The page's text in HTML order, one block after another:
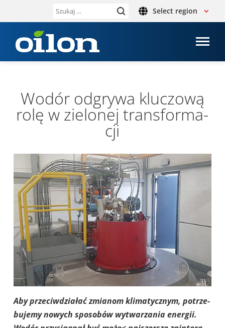
Szukaj: Select region
Wodór odgrywa klu­czową
rolę w zie­lo­nej trans­for­ma­
cji
Aby prze­ciw­dzia­łać zmianom kli­ma­tycz­nym, potrze­
bu­jemy nowych spo­so­bów wytwa­rza­nia energii.